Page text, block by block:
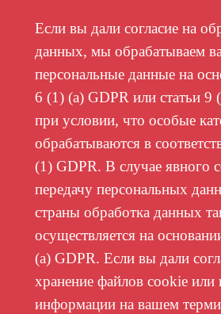
Если вы дали согласие на
данных, мы обрабатываем
персональные данные на
6 (1) (а) GDPR или статьи 9
при условии, что особые
обрабатываются в
(1) GDPR. В случае явного
передачу персональных
страны обработка данных
осуществляется на
(a) GDPR. Если вы дали
хранение файлов cookie или
информации на вашем